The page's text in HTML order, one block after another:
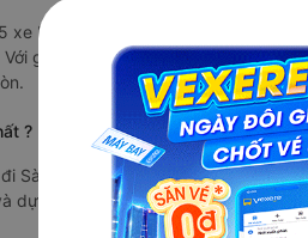
xe Hùng Tiến - Tuy Hòa được đánh
giá vé chỉ từ 350000 đ và các
?
Sài Gòn xuất phát vào lúc 20:00
dự kiến sẽ trả khách ở Sài Gòn sau